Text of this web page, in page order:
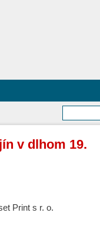
v dlhom 19.
Print s r. o.